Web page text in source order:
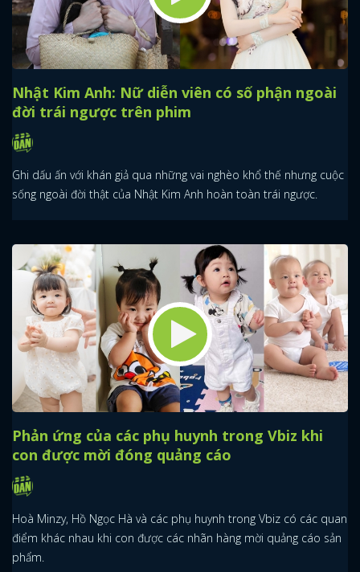
Nhật Kim Anh: Nữ diễn viên có số phận ngoài
đời trái ngược trên phim
Ghi dấu ấn với khán giả qua những vai nghèo khổ thế nhưng cuộc
sống ngoài đời thật của Nhật Kim Anh hoàn toàn trái ngược.
Phản ứng của các phụ huynh trong Vbiz khi
con được mời đóng quảng cáo
Hoà Minzy, Hồ Ngọc Hà và các phụ huynh trong Vbiz có các quan
điểm khác nhau khi con được các nhãn hàng mời quảng cáo sản
phẩm.